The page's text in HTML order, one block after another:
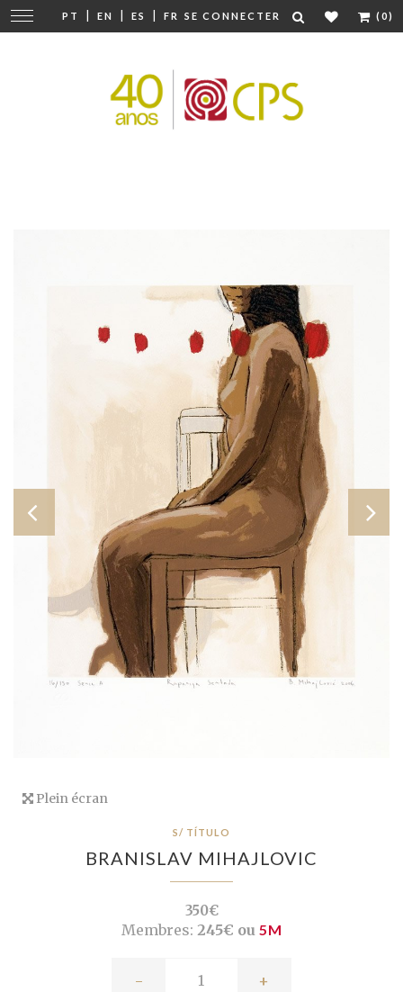
PT | EN | ES | FR SE CONNECTER (0)
Modifier
la
Plein écran
S/ TÍTULO
BRANISLAV MIHAJLOVIC
350€
Membres: 245€ ou 5M
- +